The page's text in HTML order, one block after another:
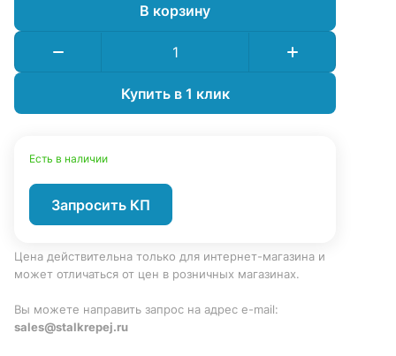
В корзину
Купить в 1 клик
Есть в наличии
Запросить КП
Цена действительна только для интернет-магазина и
может отличаться от цен в розничных магазинах.
Вы можете направить запрос на адрес e-mail:
sales@stalkrepej.ru